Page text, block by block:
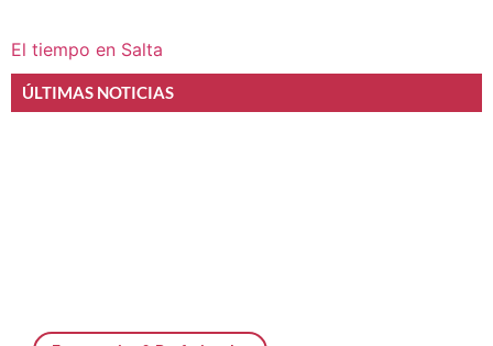
El tiempo en Salta
ÚLTIMAS NOTICIAS